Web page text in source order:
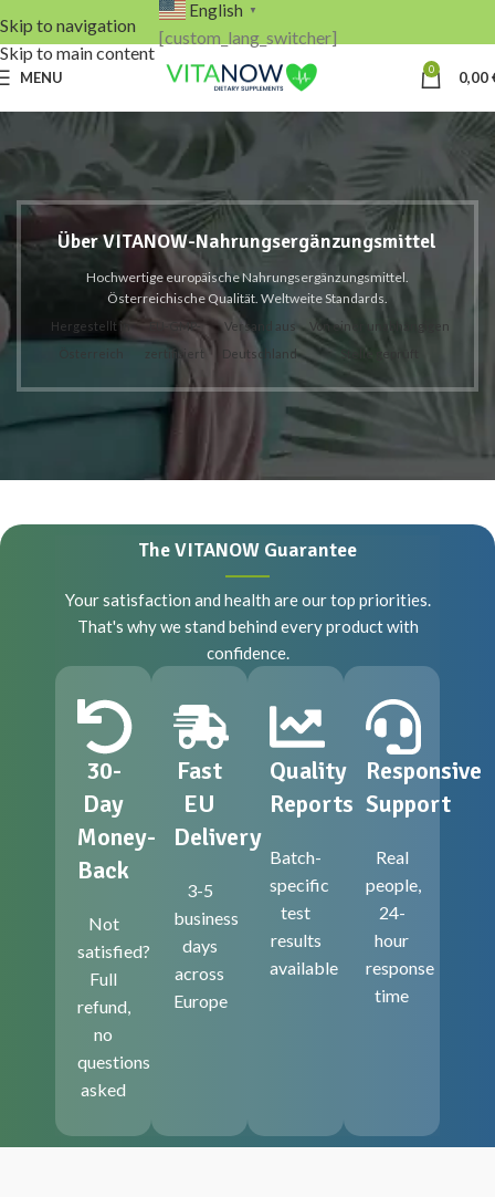
Skip to navigation
Skip to main content
English ▼
[custom_lang_switcher]
MENU 0 0,00
Über VITANOW-Nahrungsergänzungsmittel
Hochwertige europäische Nahrungsergänzungsmittel.
Österreichische Qualität. Weltweite Standards.
Hergestellt in
EU-GMP-
zertifiziert
Versand aus
Deutschland
Von einer unabhängigen
Stelle geprüft
The VITANOW Guarantee
Your satisfaction and health are our top priorities.
That's why we stand behind every product with
confidence.
30-
Day
Money-
Back
Not
satisfied?
Full
refund,
no
questions
asked
Fast
EU
Delivery
3-5
business
days
across
Europe
Quality
Reports
Batch-
specific
test
results
available
Responsive
Support
Real
people,
24-
hour
response
time